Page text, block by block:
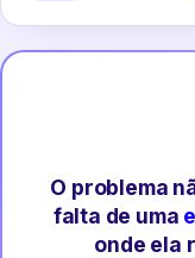
O problema
falta de uma
onde ela